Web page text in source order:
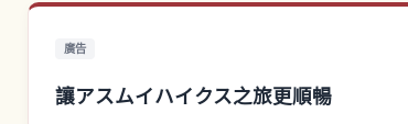
廣告
讓アスムイハイクス之旅更順暢